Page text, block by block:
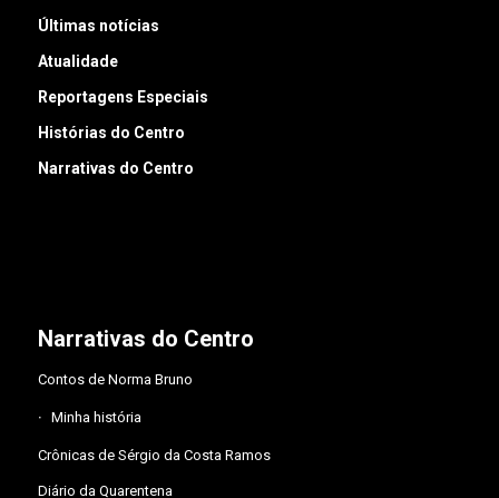
Últimas notícias
Atualidade
Reportagens Especiais
Histórias do Centro
Narrativas do Centro
Narrativas do Centro
Contos de Norma Bruno
Minha história
Crônicas de Sérgio da Costa Ramos
Diário da Quarentena